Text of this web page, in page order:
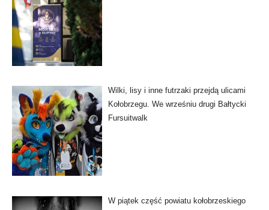
Wilki, lisy i inne futrzaki przejdą ulicami
Kołobrzegu. We wrześniu drugi Bałtycki
Fursuitwalk
W piątek część powiatu kołobrzeskiego